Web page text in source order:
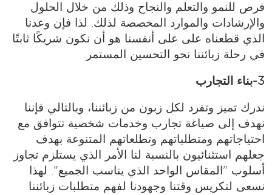
فرص للنمو والتعلم والنجاح وذلك من خلال الحلول
والإرشادات والموارد المخصصة لذلك. لذا فإن وعدنا
الذي قطعناه على على أنفسنا هو أن نكون شريكًا ثابتًا
في رحلة زبائننا نحو التحسين المستمر.
3-بناء التجارب
ندرك تميز وتفرد لكل زبون من زبائننا، وبالتالي فإننا
نهدف إلى صياغة تجارب وخدمات شخصية تتوافق مع
احتياجاتهم ومتطلباتهم وتطلعاتهم المتنوعة بهدف
جعلهم استثنائيون بالنسبة لنا الأمر الذي يستلزم تجاوز
أسلوب "المقاس الواحد الذي يناسب الجميع". لهذا
نسعى لتكريس وقتنا وجهودنا لفهم متطلبات زبائننا